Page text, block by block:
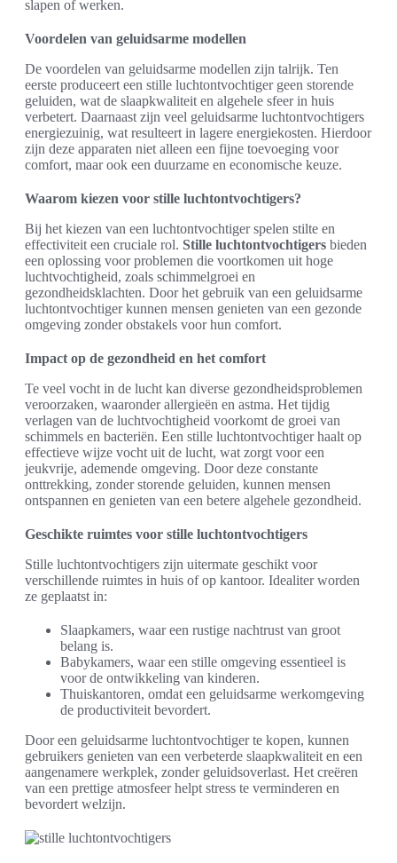
slapen of werken.
Voordelen van geluidsarme modellen
De voordelen van geluidsarme modellen zijn talrijk. Ten
eerste produceert een stille luchtontvochtiger geen storende
geluiden, wat de slaapkwaliteit en algehele sfeer in huis
verbetert. Daarnaast zijn veel geluidsarme luchtontvochtigers
energiezuinig, wat resulteert in lagere energiekosten. Hierdoor
zijn deze apparaten niet alleen een fijne toevoeging voor
comfort, maar ook een duurzame en economische keuze.
Waarom kiezen voor stille luchtontvochtigers?
Bij het kiezen van een luchtontvochtiger spelen stilte en
effectiviteit een cruciale rol. Stille luchtontvochtigers bieden
een oplossing voor problemen die voortkomen uit hoge
luchtvochtigheid, zoals schimmelgroei en
gezondheidsklachten. Door het gebruik van een geluidsarme
luchtontvochtiger kunnen mensen genieten van een gezonde
omgeving zonder obstakels voor hun comfort.
Impact op de gezondheid en het comfort
Te veel vocht in de lucht kan diverse gezondheidsproblemen
veroorzaken, waaronder allergieën en astma. Het tijdig
verlagen van de luchtvochtigheid voorkomt de groei van
schimmels en bacteriën. Een stille luchtontvochtiger haalt op
effectieve wijze vocht uit de lucht, wat zorgt voor een
jeukvrije, ademende omgeving. Door deze constante
onttrekking, zonder storende geluiden, kunnen mensen
ontspannen en genieten van een betere algehele gezondheid.
Geschikte ruimtes voor stille luchtontvochtigers
Stille luchtontvochtigers zijn uitermate geschikt voor
verschillende ruimtes in huis of op kantoor. Idealiter worden
ze geplaatst in:
Slaapkamers, waar een rustige nachtrust van groot
belang is.
Babykamers, waar een stille omgeving essentieel is
voor de ontwikkeling van kinderen.
Thuiskantoren, omdat een geluidsarme werkomgeving
de productiviteit bevordert.
Door een geluidsarme luchtontvochtiger te kopen, kunnen
gebruikers genieten van een verbeterde slaapkwaliteit en een
aangenamere werkplek, zonder geluidsoverlast. Het creëren
van een prettige atmosfeer helpt stress te verminderen en
bevordert welzijn.